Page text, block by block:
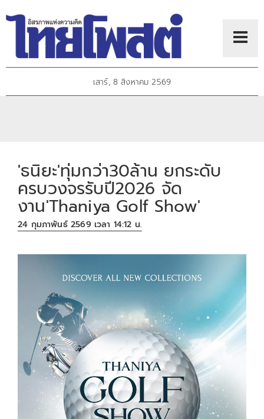
เสาร์, 8 สิงหาคม 2569
'ธนิยะ'ทุ่มกว่า30ล้าน ยกระดับ
ครบวงจรรับปี2026 จัด
งาน'Thaniya Golf Show'
24 กุมภาพันธ์ 2569 เวลา 14:12 น.